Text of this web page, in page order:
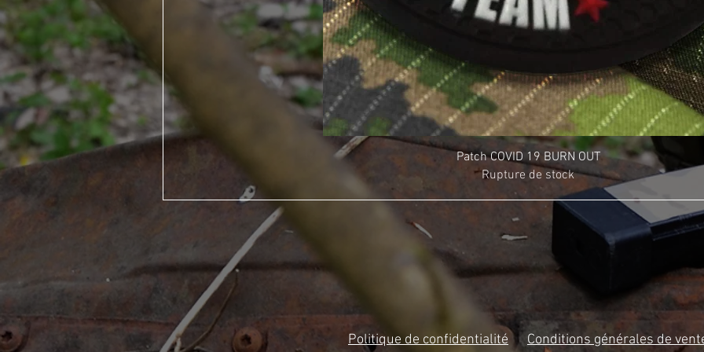
Patch COVID 19 BURN OUT
Rupture de stock
Politique de confidentialité Conditions générales de